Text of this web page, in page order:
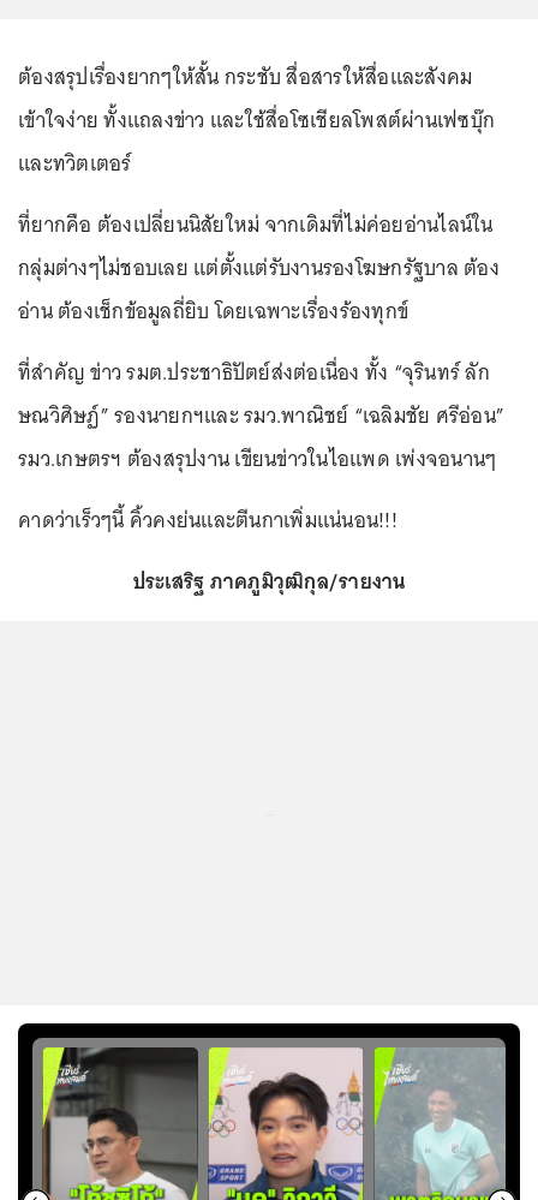
ต้องสรุปเรื่องยากๆให้สั้น กระชับ สื่อสารให้สื่อและสังคม
เข้าใจง่าย ทั้งแถลงข่าว และใช้สื่อโซเชียลโพสต์ผ่านเฟซบุ๊ก
และทวิตเตอร์
ที่ยากคือ ต้องเปลี่ยนนิสัยใหม่ จากเดิมที่ไม่ค่อยอ่านไลน์ใน
กลุ่มต่างๆไม่ชอบเลย แต่ตั้งแต่รับงานรองโฆษกรัฐบาล ต้อง
อ่าน ต้องเช็กข้อมูลถี่ยิบ โดยเฉพาะเรื่องร้องทุกข์
ที่สำคัญ ข่าว รมต.ประชาธิปัตย์ส่งต่อเนื่อง ทั้ง “จุรินทร์ ลัก
ษณวิศิษฏ์” รองนายกฯและ รมว.พาณิชย์ “เฉลิมชัย ศรีอ่อน”
รมว.เกษตรฯ ต้องสรุปงาน เขียนข่าวในไอแพด เพ่งจอนานๆ
คาดว่าเร็วๆนี้ คิ้วคงย่นและตีนกาเพิ่มแน่นอน!!!
ประเสริฐ ภาคภูมิวุฒิกุล/รายงาน